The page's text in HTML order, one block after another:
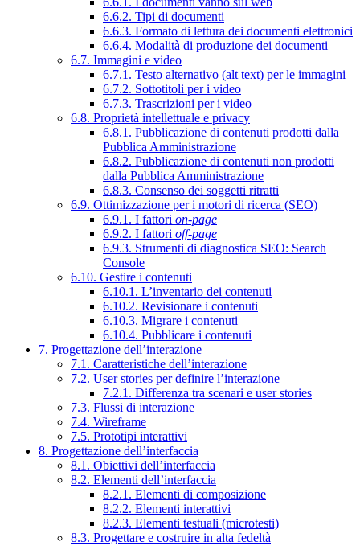
6.6.2. Tipi di documenti
6.6.3. Formato di lettura dei documenti elettronici
6.6.4. Modalità di produzione dei documenti
6.7. Immagini e video
6.7.1. Testo alternativo (alt text) per le immagini
6.7.2. Sottotitoli per i video
6.7.3. Trascrizioni per i video
6.8. Proprietà intellettuale e privacy
6.8.1. Pubblicazione di contenuti prodotti dalla
Pubblica Amministrazione
6.8.2. Pubblicazione di contenuti non prodotti
dalla Pubblica Amministrazione
6.8.3. Consenso dei soggetti ritratti
6.9. Ottimizzazione per i motori di ricerca (SEO)
6.9.1. I fattori on-page
6.9.2. I fattori off-page
6.9.3. Strumenti di diagnostica SEO: Search
Console
6.10. Gestire i contenuti
6.10.1. L’inventario dei contenuti
6.10.2. Revisionare i contenuti
6.10.3. Migrare i contenuti
6.10.4. Pubblicare i contenuti
7. Progettazione dell’interazione
7.1. Caratteristiche dell’interazione
7.2. User stories per definire l’interazione
7.2.1. Differenza tra scenari e user stories
7.3. Flussi di interazione
7.4. Wireframe
7.5. Prototipi interattivi
8. Progettazione dell’interfaccia
8.1. Obiettivi dell’interfaccia
8.2. Elementi dell’interfaccia
8.2.1. Elementi di composizione
8.2.2. Elementi interattivi
8.2.3. Elementi testuali (microtesti)
8.3. Progettare e costruire in alta fedeltà